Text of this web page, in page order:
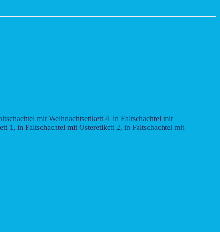
mit Weihnachtsetikett 4, in Faltschachtel mit
1, in Faltschachtel mit Osteretikett 2, in Faltschachtel mit